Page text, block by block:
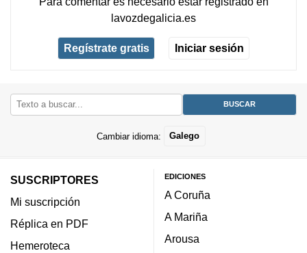
lavozdegalicia.es
Regístrate gratis Iniciar sesión
Cambiar idioma: Galego
SUSCRIPTORES
Mi suscripción
Réplica en PDF
Hemeroteca
EDICIONES
A Coruña
A Mariña
Arousa